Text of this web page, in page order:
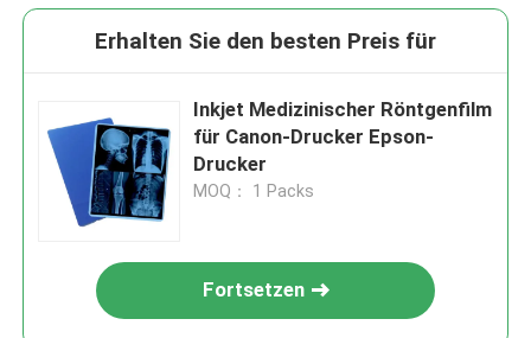
Erhalten Sie den besten Preis für
Inkjet Medizinischer Röntgenfilm
für Canon-Drucker Epson-
Drucker
MOQ： 1 Packs
Fortsetzen